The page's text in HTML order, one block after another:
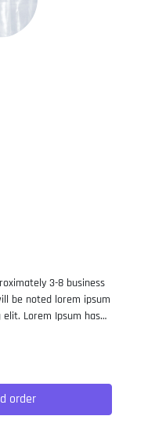
3-8 business
be noted lorem ipsum
Lorem Ipsum has
of type and
into electronic
It was
of Letraset sheets
order